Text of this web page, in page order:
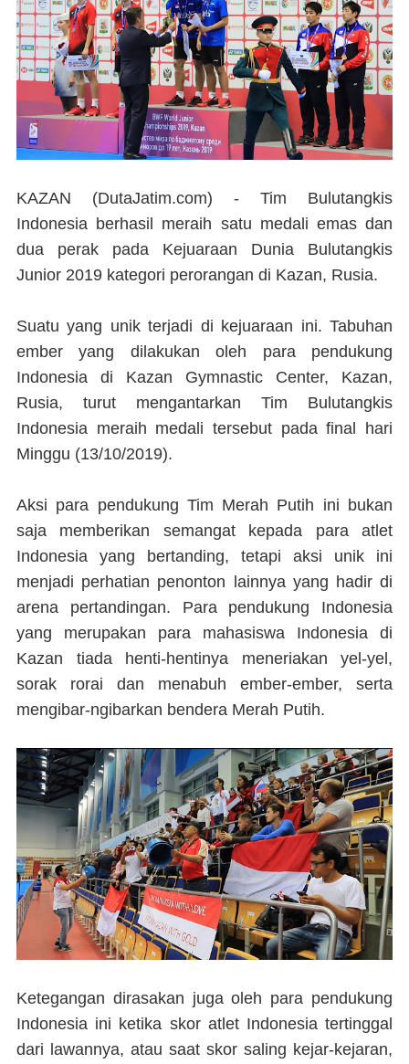
KAZAN (DutaJatim.com) - Tim Bulutangkis
Indonesia berhasil meraih satu medali emas dan
dua perak pada Kejuaraan Dunia Bulutangkis
Junior 2019 kategori perorangan di Kazan, Rusia.
Suatu yang unik terjadi di kejuaraan ini. Tabuhan
ember yang dilakukan oleh para pendukung
Indonesia di Kazan Gymnastic Center, Kazan,
Rusia, turut mengantarkan Tim Bulutangkis
Indonesia meraih medali tersebut pada final hari
Minggu (13/10/2019).
Aksi para pendukung Tim Merah Putih ini bukan
saja memberikan semangat kepada para atlet
Indonesia yang bertanding, tetapi aksi unik ini
menjadi perhatian penonton lainnya yang hadir di
arena pertandingan. Para pendukung Indonesia
yang merupakan para mahasiswa Indonesia di
Kazan tiada henti-hentinya meneriakan yel-yel,
sorak rorai dan menabuh ember-ember, serta
mengibar-ngibarkan bendera Merah Putih.
Ketegangan dirasakan juga oleh para pendukung
Indonesia ini ketika skor atlet Indonesia tertinggal
dari lawannya, atau saat skor saling kejar-kejaran,